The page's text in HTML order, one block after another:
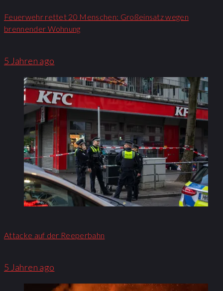
Feuerwehr rettet 20 Menschen: Großeinsatz wegen
brennender Wohnung​
5 Jahren ago
Attacke auf der Reeperbahn
5 Jahren ago